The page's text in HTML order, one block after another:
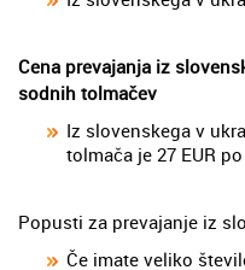
Cena prevajanja iz
sodnih tolmačev
Iz slovenskega v
tolmača je 27 EUR
Popusti za prevajanje iz
Če imate veliko